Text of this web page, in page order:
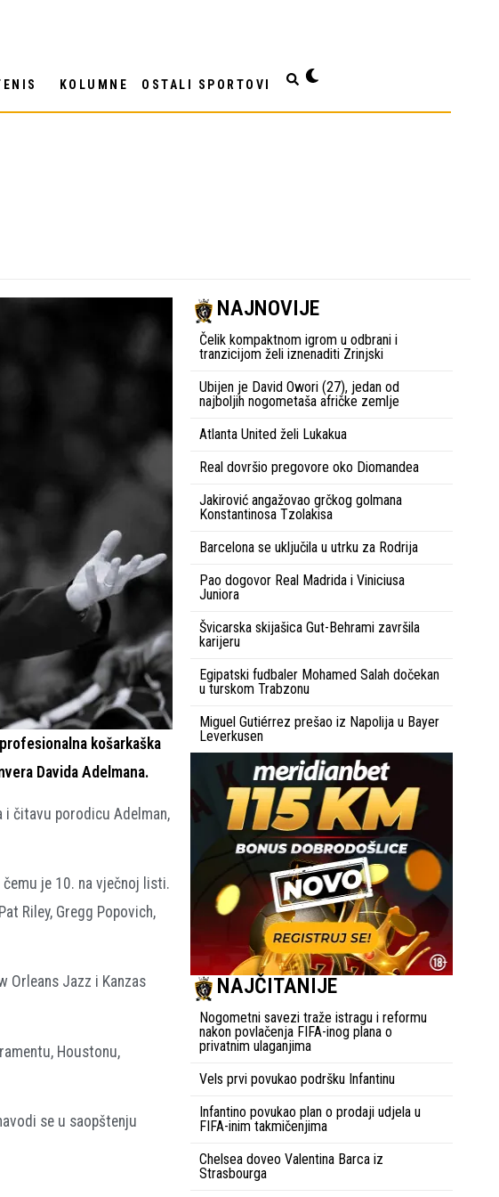
KOLUMNE OSTALI SPORTOVI
košarkaška
Davida Adelmana.
i čitavu porodicu Adelman,
je 10. na vječnoj listi.
Riley, Gregg Popovich,
Orleans Jazz i Kanzas
Houstonu,
se u saopštenju
NAJNOVIJE
Čelik kompaktnom igrom u odbrani i
tranzicijom želi iznenaditi Zrinjski
Ubijen je David Owori (27), jedan od
najboljih nogometaša afričke zemlje
Atlanta United želi Lukakua
Real dovršio pregovore oko Diomandea
Jakirović angažovao grčkog golmana
Konstantinosa Tzolakisa
Barcelona se uključila u utrku za Rodrija
Pao dogovor Real Madrida i Viniciusa
Juniora
Švicarska skijašica Gut-Behrami završila
karijeru
Egipatski fudbaler Mohamed Salah dočekan
u turskom Trabzonu
Miguel Gutiérrez prešao iz Napolija u Bayer
Leverkusen
NAJČITANIJE
Nogometni savezi traže istragu i reformu
nakon povlačenja FIFA-inog plana o
privatnim ulaganjima
Vels prvi povukao podršku Infantinu
Infantino povukao plan o prodaji udjela u
FIFA-inim takmičenjima
Chelsea doveo Valentina Barca iz
Strasbourga